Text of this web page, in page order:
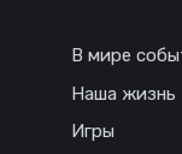
В мире
Наша жизнь
Игры